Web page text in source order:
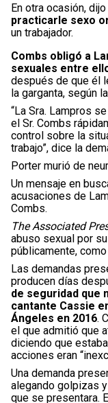
En otra ocasión,
practicarle sexo
un trabajador.
Combs obligó a
sexuales entre
después de que él
la garganta, según
“La Sra. Lampros
el Sr. Combs
control sobre la
trabajo”, dice la
Porter murió de
Un mensaje en
acusaciones de
Combs.
The Associated
abuso sexual por
públicamente,
Las demandas
producen días
de seguridad que
cantante Cassie
Ángeles en 2016.
el que admitió que
diciendo que
acciones eran
Una demanda
alegando golpizas
que se presentara.